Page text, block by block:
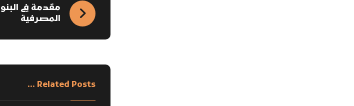
مقدمة في
المصرفية
Related Posts ...